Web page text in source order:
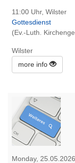
11:00 Uhr, Wilster
Gottesdienst
(Ev.-Luth.
Wilster
more info
Monday, 25.05.2026